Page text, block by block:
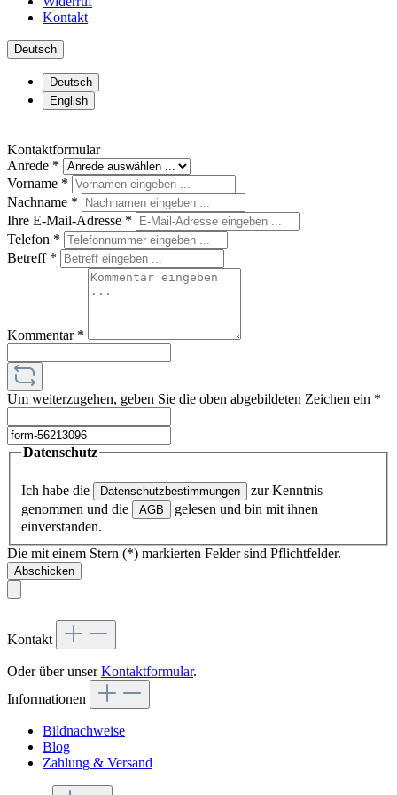
Kontakt
Deutsch
Deutsch
English
Kontaktformular
Anrede *
Vorname *
Nachname *
Ihre E-Mail-Adresse *
Telefon *
Betreff *
Kommentar *
Um weiterzugehen, geben Sie die oben abgebildeten Zeichen ein *
Datenschutz
Ich habe die Datenschutzbestimmungen
zur Kenntnis
genommen und die
AGB
gelesen und bin mit ihnen
einverstanden.
Die mit einem Stern (*) markierten Felder sind Pflichtfelder.
Abschicken
Kontakt
Oder über unserKontaktformular.
Informationen
Bildnachweise
Blog
Zahlung & Versand